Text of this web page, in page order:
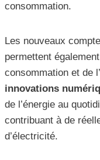
consommation.
Les nouveaux
permettent
consommation et de
innovations
de l’énergie au
contribuant à de
d’électricité.